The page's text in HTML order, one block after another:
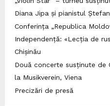
Diana Jipa și pianistul
Conferința „Republica
Independență: «Lecția de
Chișinău
Două concerte susținute de
la Musikverein, Viena
Precizări de presă